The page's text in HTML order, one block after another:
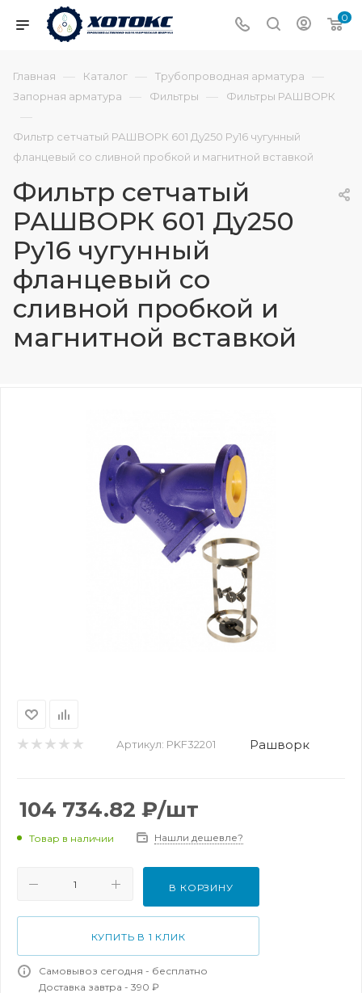
0
Главная — Каталог — Трубопроводная арматура —
Запорная арматура — Фильтры — Фильтры РАШВОРК
—
Фильтр сетчатый РАШВОРК 601 Ду250 Ру16 чугунный
фланцевый со сливной пробкой и магнитной вставкой
Фильтр сетчатый
РАШВОРК 601 Ду250
Ру16 чугунный
фланцевый со
сливной пробкой и
магнитной вставкой
Артикул: PKF32201 Рашворк
104 734.82 ₽/шт
Товар в наличии Нашли дешевле?
В КОРЗИНУ
КУПИТЬ В 1 КЛИК
Самовывоз сегодня - бесплатно
Доставка завтра - 390 ₽